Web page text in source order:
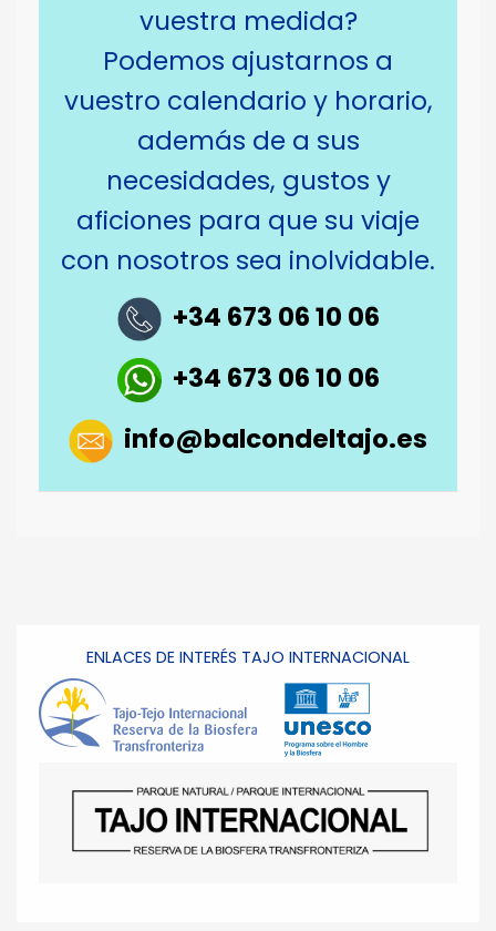
vuestra medida?
Podemos ajustarnos a
vuestro calendario y horario,
además de a sus
necesidades, gustos y
aficiones para que su viaje
con nosotros sea inolvidable.
+34 673 06 10 06
+34 673 06 10 06
info@balcondeltajo.es
ENLACES DE INTERÉS TAJO INTERNACIONAL